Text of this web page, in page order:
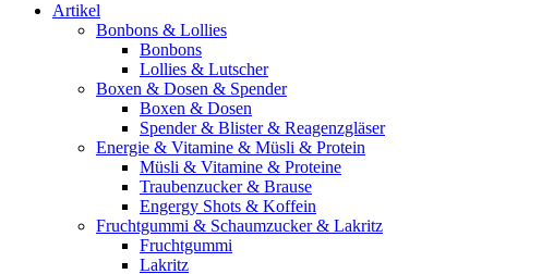
Artikel
Bonbons & Lollies
Bonbons
Lollies & Lutscher
Boxen & Dosen & Spender
Boxen & Dosen
Spender & Blister & Reagenzgläser
Energie & Vitamine & Müsli & Protein
Müsli & Vitamine & Proteine
Traubenzucker & Brause
Engergy Shots & Koffein
Fruchtgummi & Schaumzucker & Lakritz
Fruchtgummi
Lakritz